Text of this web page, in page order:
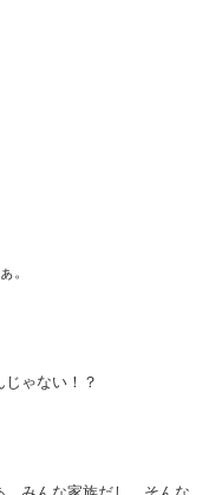
。
ゃない！？